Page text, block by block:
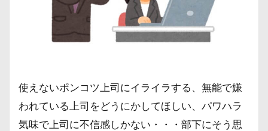
使えないポンコツ上司にイライラする、無能で嫌
われている上司をどうにかしてほしい、パワハラ
気味で上司に不信感しかない・・・部下にそう思